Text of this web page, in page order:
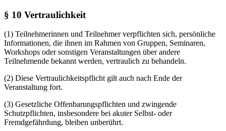
§ 10 Vertraulichkeit
(1) Teilnehmerinnen und Teilnehmer verpflichten sich, persönliche
Informationen, die ihnen im Rahmen von Gruppen, Seminaren,
Workshops oder sonstigen Veranstaltungen über andere
Teilnehmende bekannt werden, vertraulich zu behandeln.
(2) Diese Vertraulichkeitspflicht gilt auch nach Ende der
Veranstaltung fort.
(3) Gesetzliche Offenbarungspflichten und zwingende
Schutzpflichten, insbesondere bei akuter Selbst- oder
Fremdgefährdung, bleiben unberührt.